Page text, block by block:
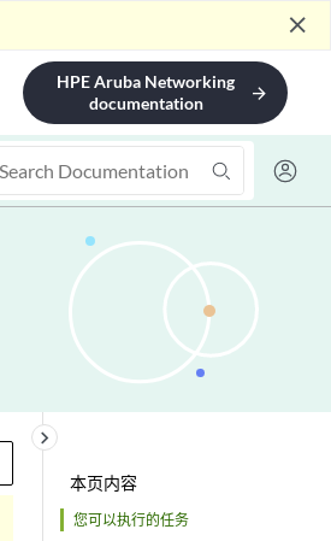
close
HPE Aruba Networking
documentation
arrow_forward
本页内容
您可以执行的任务
keyboard_arrow_right